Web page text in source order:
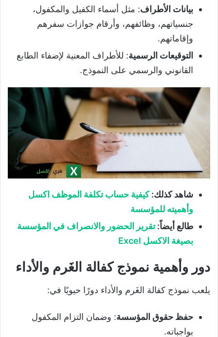
بيانات الأطراف: مثل أسماء الكفيل والمكفول،
جنسياتهم، وظائفهم، وأرقام جوازات سفرهم
وإقاماتهم.
التوقيعات الرسمية: للأطراف المعنية لإضفاء الطابع
القانوني والرسمي على النموذج.
شاهد كذلك:كيفية حساب تكلفة الموظف اكسل
وأهميته للمؤسسة
طالع أيضاً:تقرير الحضور والانصراف في المؤسسة
بصيغة الاكسل Excel
دور وأهمية نموذج كفالة الغَرم والأداء
يلعب نموذج كفالة الغَرم والأداء دورًا حيويًا في:
حفظ حقوق المؤسسة: وضمان التزام المكفول
بواجباته.